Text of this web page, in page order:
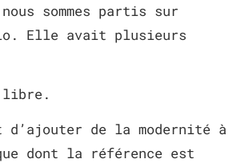
sommes partis sur
Elle avait plusieurs
d’ajouter de la modernité à
dont la référence est